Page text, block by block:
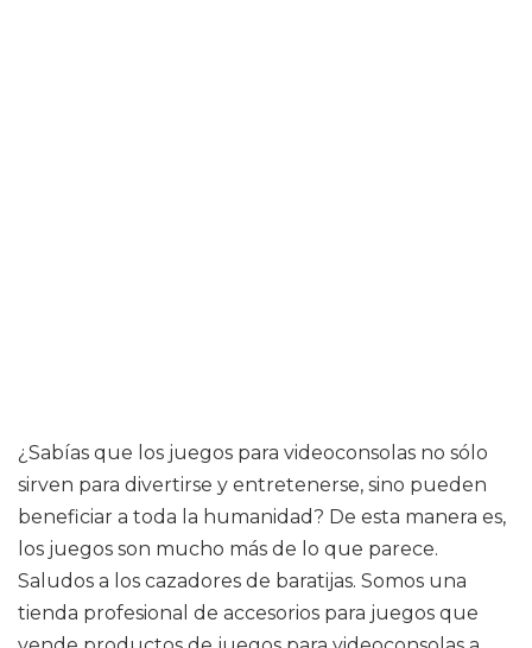
¿Sabías que los juegos para videoconsolas no sólo
sirven para divertirse y entretenerse, sino pueden
beneficiar a toda la humanidad? De esta manera es,
los juegos son mucho más de lo que parece.
Saludos a los cazadores de baratijas. Somos una
tienda profesional de accesorios para juegos que